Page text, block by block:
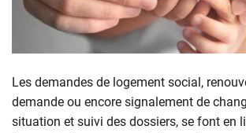
Les demandes de logement social,
demande ou encore signalement de
situation et suivi des dossiers, se font en